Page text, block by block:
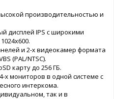
производительностью и
дисплей IPS с широкими
и 2-х видеокамер формата
(PAL/NTSC).
карту до 256 ГБ.
мониторов в одной системе с
интеркома.
так и в